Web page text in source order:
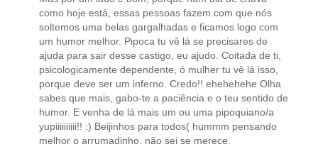
como hoje está, essas pessoas fazem com que nós
soltemos uma belas gargalhadas e ficamos logo com
um humor melhor. Pipoca tu vê lá se precisares de
ajuda para sair desse castigo, eu ajudo. Coitada de ti,
psicologicamente dependente, ó mulher tu vê lá isso,
porque deve ser um inferno. Credo!! ehehehehe Olha
sabes que mais, gabo-te a paciência e o teu sentido de
humor. E venha de lá mais um ou uma pipoquiano/a
yupiiiiiiiiii!! :) Beijinhos para todos( hummm pensando
melhor o arrumadinho, não sei se merece,